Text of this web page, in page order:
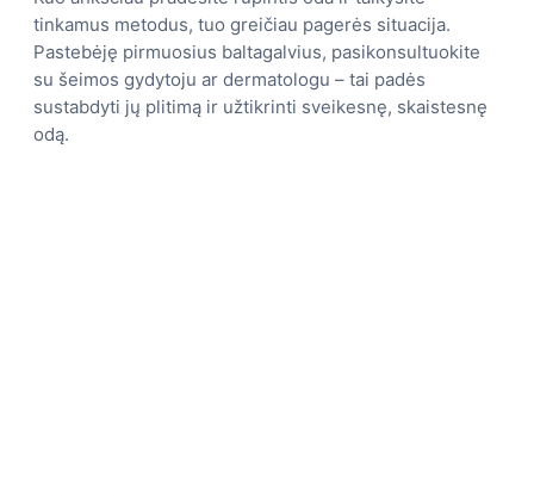
tinkamus metodus, tuo greičiau pagerės situacija.
Pastebėję pirmuosius baltagalvius, pasikonsultuokite
su šeimos gydytoju ar dermatologu – tai padės
sustabdyti jų plitimą ir užtikrinti sveikesnę, skaistesnę
odą.